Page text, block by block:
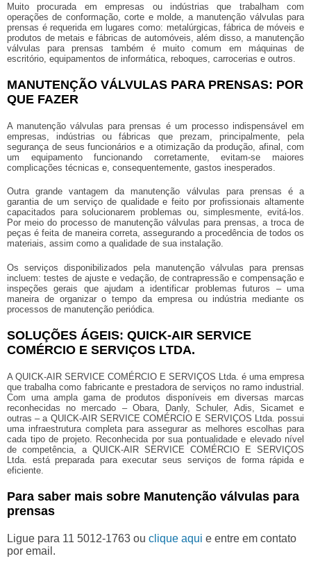
Muito procurada em empresas ou indústrias que trabalham com
operações de conformação, corte e molde, a manutenção válvulas para
prensas é requerida em lugares como: metalúrgicas, fábrica de móveis e
produtos de metais e fábricas de automóveis, além disso, a manutenção
válvulas para prensas também é muito comum em máquinas de
escritório, equipamentos de informática, reboques, carrocerias e outros.
MANUTENÇÃO VÁLVULAS PARA PRENSAS: POR
QUE FAZER
A manutenção válvulas para prensas é um processo indispensável em
empresas, indústrias ou fábricas que prezam, principalmente, pela
segurança de seus funcionários e a otimização da produção, afinal, com
um equipamento funcionando corretamente, evitam-se maiores
complicações técnicas e, consequentemente, gastos inesperados.
Outra grande vantagem da manutenção válvulas para prensas é a
garantia de um serviço de qualidade e feito por profissionais altamente
capacitados para solucionarem problemas ou, simplesmente, evitá-los.
Por meio do processo de manutenção válvulas para prensas, a troca de
peças é feita de maneira correta, assegurando a procedência de todos os
materiais, assim como a qualidade de sua instalação.
Os serviços disponibilizados pela manutenção válvulas para prensas
incluem: testes de ajuste e vedação, de contrapressão e compensação e
inspeções gerais que ajudam a identificar problemas futuros – uma
maneira de organizar o tempo da empresa ou indústria mediante os
processos de manutenção periódica.
SOLUÇÕES ÁGEIS: QUICK-AIR SERVICE
COMÉRCIO E SERVIÇOS LTDA.
A QUICK-AIR SERVICE COMÉRCIO E SERVIÇOS Ltda. é uma empresa
que trabalha como fabricante e prestadora de serviços no ramo industrial.
Com uma ampla gama de produtos disponíveis em diversas marcas
reconhecidas no mercado – Obara, Danly, Schuler, Adis, Sicamet e
outras – a QUICK-AIR SERVICE COMÉRCIO E SERVIÇOS Ltda. possui
uma infraestrutura completa para assegurar as melhores escolhas para
cada tipo de projeto. Reconhecida por sua pontualidade e elevado nível
de competência, a QUICK-AIR SERVICE COMÉRCIO E SERVIÇOS
Ltda. está preparada para executar seus serviços de forma rápida e
eficiente.
Para saber mais sobre Manutenção válvulas para
prensas
Ligue para 11 5012-1763 ou clique aqui e entre em contato
por email.